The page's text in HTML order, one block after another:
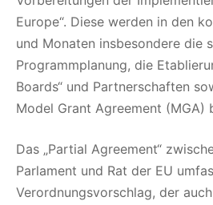
Europe“. Diese werden in den
und Monaten insbesondere die
Programmplanung, die
Boards“ und Partnerschaften
Model Grant Agreement (MGA)
Das „Partial Agreement“
Parlament und Rat der EU
Verordnungsvorschlag, der